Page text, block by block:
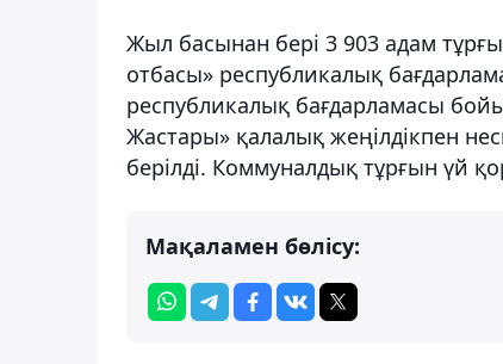
Жыл басынан бері 3 903 адам
отбасы» республикалық
республикалық бағдарламасы
Жастары» қалалық жеңілдікпен
берілді. Коммуналдық тұрғын үй
Мақаламен бөлісу: